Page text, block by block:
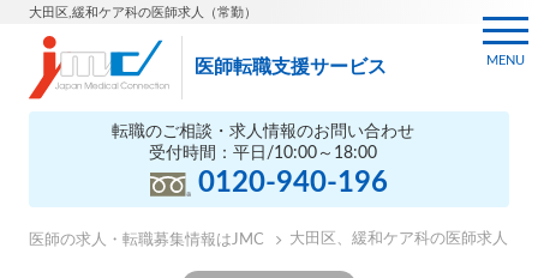
大田区,緩和ケア科の医師求人（常勤）
医師転職支援サービス
転職のご相談・求人情報のお問い合わせ
受付時間：平日/10:00～18:00
0120-940-196
MENU
医師の求人・転職募集情報はJMC 大田区、緩和ケア科の医師求人